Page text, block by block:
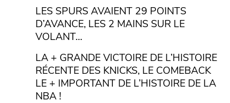
LES SPURS AVAIENT 29 POINTS
D’AVANCE, LES 2 MAINS SUR LE
VOLANT…
LA + GRANDE VICTOIRE DE L’HISTOIRE
RÉCENTE DES KNICKS, LE COMEBACK
LE + IMPORTANT DE L’HISTOIRE DE LA
NBA !